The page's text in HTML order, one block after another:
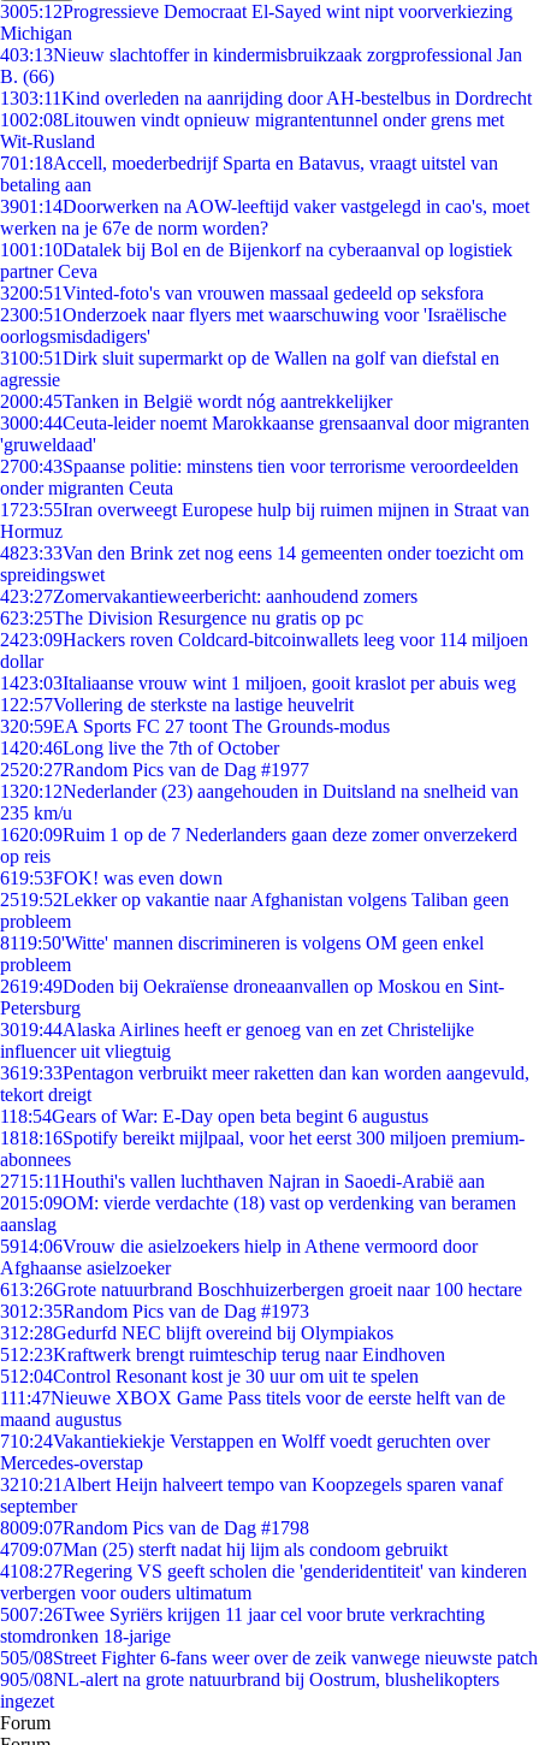
3005:12Progressieve Democraat El-Sayed wint nipt voorverkiezing
Michigan
403:13Nieuw slachtoffer in kindermisbruikzaak zorgprofessional Jan
B. (66)
1303:11Kind overleden na aanrijding door AH-bestelbus in Dordrecht
1002:08Litouwen vindt opnieuw migrantentunnel onder grens met
Wit-Rusland
701:18Accell, moederbedrijf Sparta en Batavus, vraagt uitstel van
betaling aan
3901:14Doorwerken na AOW-leeftijd vaker vastgelegd in cao's, moet
werken na je 67e de norm worden?
1001:10Datalek bij Bol en de Bijenkorf na cyberaanval op logistiek
partner Ceva
3200:51Vinted-foto's van vrouwen massaal gedeeld op seksfora
2300:51Onderzoek naar flyers met waarschuwing voor 'Israëlische
oorlogsmisdadigers'
3100:51Dirk sluit supermarkt op de Wallen na golf van diefstal en
agressie
2000:45Tanken in België wordt nóg aantrekkelijker
3000:44Ceuta-leider noemt Marokkaanse grensaanval door migranten
'gruweldaad'
2700:43Spaanse politie: minstens tien voor terrorisme veroordeelden
onder migranten Ceuta
1723:55Iran overweegt Europese hulp bij ruimen mijnen in Straat van
Hormuz
4823:33Van den Brink zet nog eens 14 gemeenten onder toezicht om
spreidingswet
423:27Zomervakantieweerbericht: aanhoudend zomers
623:25The Division Resurgence nu gratis op pc
2423:09Hackers roven Coldcard-bitcoinwallets leeg voor 114 miljoen
dollar
1423:03Italiaanse vrouw wint 1 miljoen, gooit kraslot per abuis weg
1 22:57Vollering de sterkste na lastige heuvelrit
320:59EA Sports FC 27 toont The Grounds-modus
1420:46Long live the 7th of October
2520:27Random Pics van de Dag #1977
1320:12Nederlander (23) aangehouden in Duitsland na snelheid van
235 km/u
1620:09Ruim 1 op de 7 Nederlanders gaan deze zomer onverzekerd
op reis
619:53FOK! was even down
2519:52Lekker op vakantie naar Afghanistan volgens Taliban geen
probleem
8119:50'Witte' mannen discrimineren is volgens OM geen enkel
probleem
2619:49Doden bij Oekraïense droneaanvallen op Moskou en Sint-
Petersburg
3019:44Alaska Airlines heeft er genoeg van en zet Christelijke
influencer uit vliegtuig
3619:33Pentagon verbruikt meer raketten dan kan worden aangevuld,
tekort dreigt
118:54Gears of War: E-Day open beta begint 6 augustus
1818:16Spotify bereikt mijlpaal, voor het eerst 300 miljoen premium-
abonnees
2715:11Houthi's vallen luchthaven Najran in Saoedi-Arabië aan
2015:09OM: vierde verdachte (18) vast op verdenking van beramen
aanslag
5914:06Vrouw die asielzoekers hielp in Athene vermoord door
Afghaanse asielzoeker
613:26Grote natuurbrand Boschhuizerbergen groeit naar 100 hectare
3012:35Random Pics van de Dag #1973
312:28Gedurfd NEC blijft overeind bij Olympiakos
512:23Kraftwerk brengt ruimteschip terug naar Eindhoven
512:04Control Resonant kost je 30 uur om uit te spelen
111:47Nieuwe XBOX Game Pass titels voor de eerste helft van de
maand augustus
710:24Vakantiekiekje Verstappen en Wolff voedt geruchten over
Mercedes-overstap
3210:21 Albert Heijn halveert tempo van Koopzegels sparen vanaf
september
8009:07Random Pics van de Dag #1798
4709:07Man (25) sterft nadat hij lijm als condoom gebruikt
4108:27Regering VS geeft scholen die 'genderidentiteit' van kinderen
verbergen voor ouders ultimatum
5007:26Twee Syriërs krijgen 11 jaar cel voor brute verkrachting
stomdronken 18-jarige
505/08Street Fighter 6-fans weer over de zeik vanwege nieuwste patch
905/08NL-alert na grote natuurbrand bij Oostrum, blushelikopters
ingezet
Forum